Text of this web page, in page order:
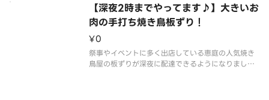
【深夜2時までやってます♪】大きいお
肉の手打ち焼き鳥板ずり！
¥0
祭事やイベントに多く出店している恵庭の人気焼き
鳥屋の板ずりが深夜に配達できるようになりまし